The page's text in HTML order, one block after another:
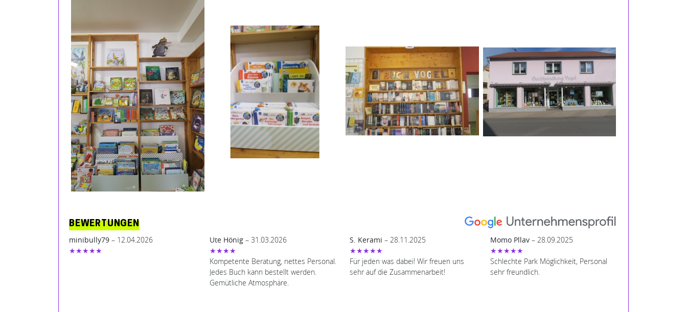
BEWERTUNGEN
minibully79 – 12.04.2026
★★★★★
Ute Hönig– 31.03.2026
★★★★
Kompetente Beratung, nettes Personal.
Jedes Buch kann bestellt werden.
Gemütliche Atmosphäre.
S. Kerami – 28.11.2025
★★★★★
Für jeden was dabei! Wir freuen uns
sehr auf die Zusammenarbeit!
Momo Pllav– 28.09.2025
★★★★★
Schlechte Park Möglichkeit, Personal
sehr freundlich.